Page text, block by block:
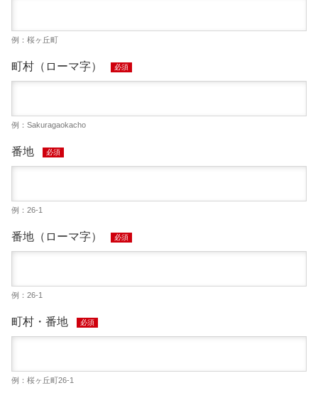
例：桜ヶ丘町
町村（ローマ字） 必須
例：Sakuragaokacho
番地 必須
例：26-1
番地（ローマ字） 必須
例：26-1
町村・番地 必須
例：桜ヶ丘町26-1